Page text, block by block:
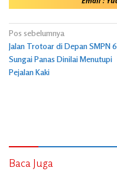
Navigasi
pos
Pos sebelumnya
Jalan Trotoar di Depan SMPN 6
Sungai Panas Dinilai Menutupi
Pejalan Kaki
Baca Juga